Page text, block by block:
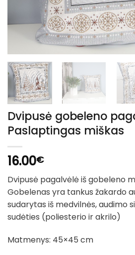
Dvipusė gobeleno
Paslaptingas miškas
16.00€
Dvipusė pagalvėlė iš gobeleno
Gobelenas yra tankus žakardo
sudarytas iš medvilnės, audimo
sudėties (poliesterio ir akrilo)
Matmenys: 45×45 cm